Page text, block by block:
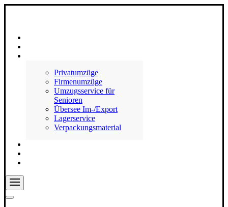
Privatumzüge
Firmenumzüge
Umzugsservice für
Senioren
Übersee Im-/Export
Lagerservice
Verpackungsmaterial